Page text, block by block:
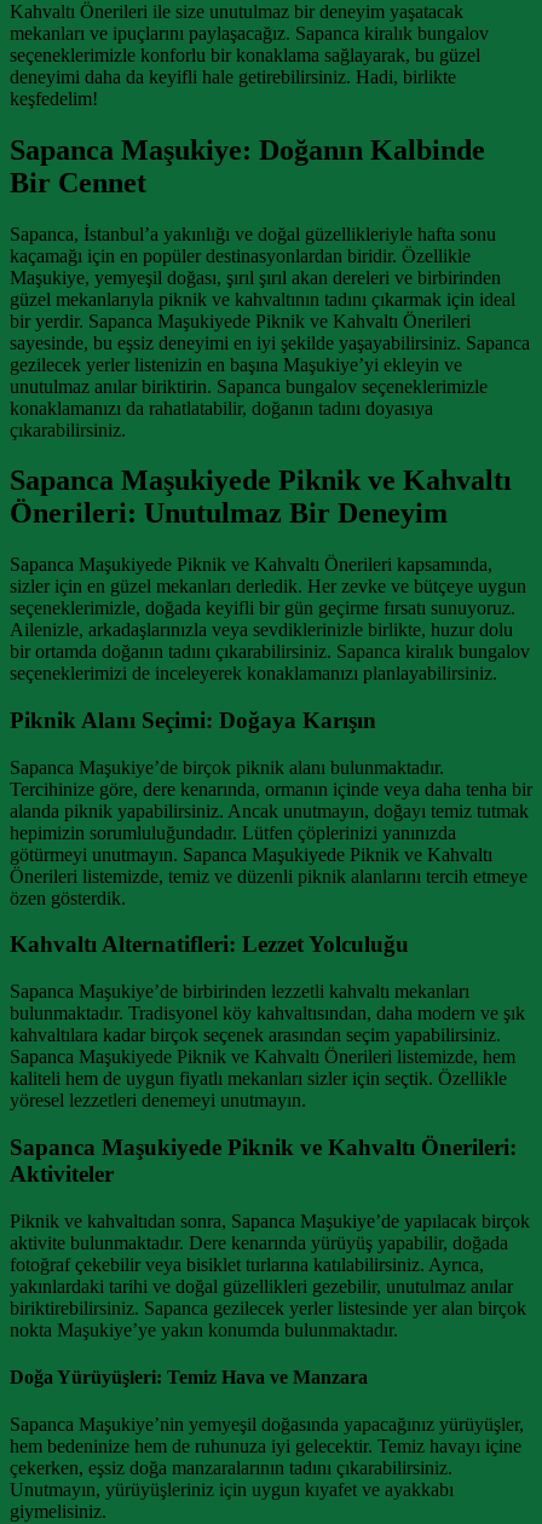
Kahvaltı Önerileri ile size unutulmaz bir deneyim yaşatacak
mekanları ve ipuçlarını paylaşacağız. Sapanca kiralık bungalov
seçeneklerimizle konforlu bir konaklama sağlayarak, bu güzel
deneyimi daha da keyifli hale getirebilirsiniz. Hadi, birlikte
keşfedelim!
Sapanca Maşukiye: Doğanın Kalbinde
Bir Cennet
Sapanca, İstanbul’a yakınlığı ve doğal güzellikleriyle hafta sonu
kaçamağı için en popüler destinasyonlardan biridir. Özellikle
Maşukiye, yemyeşil doğası, şırıl şırıl akan dereleri ve birbirinden
güzel mekanlarıyla piknik ve kahvaltının tadını çıkarmak için ideal
bir yerdir. Sapanca Maşukiyede Piknik ve Kahvaltı Önerileri
sayesinde, bu eşsiz deneyimi en iyi şekilde yaşayabilirsiniz. Sapanca
gezilecek yerler listenizin en başına Maşukiye’yi ekleyin ve
unutulmaz anılar biriktirin. Sapanca bungalov seçeneklerimizle
konaklamanızı da rahatlatabilir, doğanın tadını doyasıya
çıkarabilirsiniz.
Sapanca Maşukiyede Piknik ve Kahvaltı
Önerileri: Unutulmaz Bir Deneyim
Sapanca Maşukiyede Piknik ve Kahvaltı Önerileri kapsamında,
sizler için en güzel mekanları derledik. Her zevke ve bütçeye uygun
seçeneklerimizle, doğada keyifli bir gün geçirme fırsatı sunuyoruz.
Ailenizle, arkadaşlarınızla veya sevdiklerinizle birlikte, huzur dolu
bir ortamda doğanın tadını çıkarabilirsiniz. Sapanca kiralık bungalov
seçeneklerimizi de inceleyerek konaklamanızı planlayabilirsiniz.
Piknik Alanı Seçimi: Doğaya Karışın
Sapanca Maşukiye’de birçok piknik alanı bulunmaktadır.
Tercihinize göre, dere kenarında, ormanın içinde veya daha tenha bir
alanda piknik yapabilirsiniz. Ancak unutmayın, doğayı temiz tutmak
hepimizin sorumluluğundadır. Lütfen çöplerinizi yanınızda
götürmeyi unutmayın. Sapanca Maşukiyede Piknik ve Kahvaltı
Önerileri listemizde, temiz ve düzenli piknik alanlarını tercih etmeye
özen gösterdik.
Kahvaltı Alternatifleri: Lezzet Yolculuğu
Sapanca Maşukiye’de birbirinden lezzetli kahvaltı mekanları
bulunmaktadır. Tradisyonel köy kahvaltısından, daha modern ve şık
kahvaltılara kadar birçok seçenek arasından seçim yapabilirsiniz.
Sapanca Maşukiyede Piknik ve Kahvaltı Önerileri listemizde, hem
kaliteli hem de uygun fiyatlı mekanları sizler için seçtik. Özellikle
yöresel lezzetleri denemeyi unutmayın.
Sapanca Maşukiyede Piknik ve Kahvaltı Önerileri:
Aktiviteler
Piknik ve kahvaltıdan sonra, Sapanca Maşukiye’de yapılacak birçok
aktivite bulunmaktadır. Dere kenarında yürüyüş yapabilir, doğada
fotoğraf çekebilir veya bisiklet turlarına katılabilirsiniz. Ayrıca,
yakınlardaki tarihi ve doğal güzellikleri gezebilir, unutulmaz anılar
biriktirebilirsiniz. Sapanca gezilecek yerler listesinde yer alan birçok
nokta Maşukiye’ye yakın konumda bulunmaktadır.
Doğa Yürüyüşleri: Temiz Hava ve Manzara
Sapanca Maşukiye’nin yemyeşil doğasında yapacağınız yürüyüşler,
hem bedeninize hem de ruhunuza iyi gelecektir. Temiz havayı içine
çekerken, eşsiz doğa manzaralarının tadını çıkarabilirsiniz.
Unutmayın, yürüyüşleriniz için uygun kıyafet ve ayakkabı
giymelisiniz.